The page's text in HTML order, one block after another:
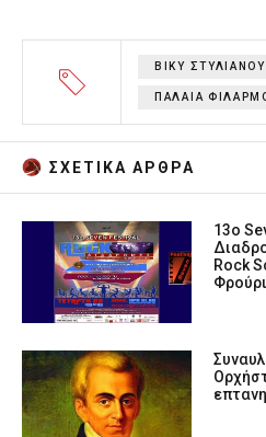
ΒΙΚΥ ΣΤΥΛΙΑΝΟΥ
ΠΑΛΑΙΑ
ΣΧΕΤΙΚA AΡΘΡΑ
13ο
Rock